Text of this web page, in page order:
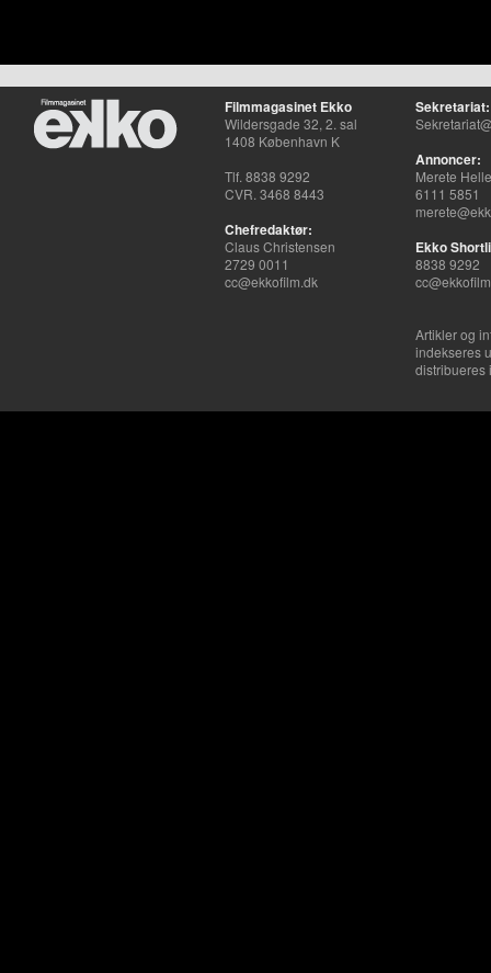
Filmmagasinet Ekko
Wildersgade 32, 2. sal
1408 København K
Tlf. 8838 9292
CVR. 3468 8443
Chefredaktør:
Claus Christensen
2729 0011
cc@ekkofilm.dk
Sekretariat:
Annoncer:
Merete
6111 5851
Ekko
8838 9292
Artikler og
indekseres
distribueres